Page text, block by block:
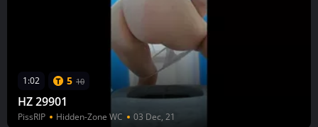
1:02 5 10
HZ 29901
PissRIP Hidden-Zone WC 03 Dec, 21